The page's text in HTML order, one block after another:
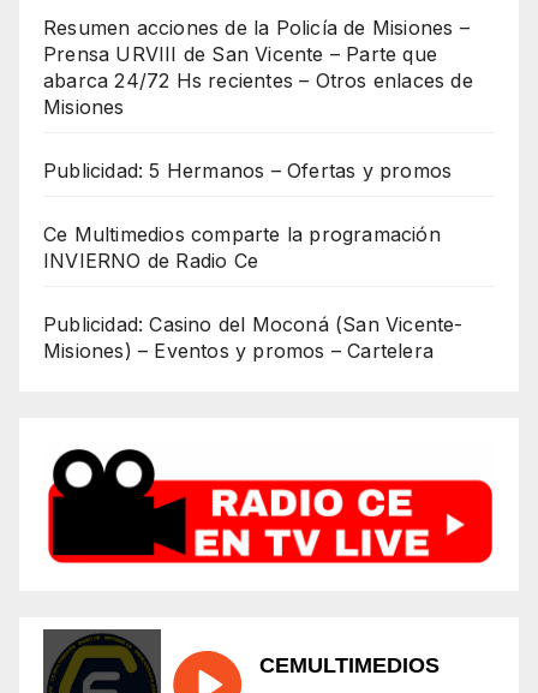
Resumen acciones de la Policía de Misiones –
Prensa URVIII de San Vicente – Parte que
abarca 24/72 Hs recientes – Otros enlaces de
Misiones
Publicidad: 5 Hermanos – Ofertas y promos
Ce Multimedios comparte la programación
INVIERNO de Radio Ce
Publicidad: Casino del Moconá (San Vicente-
Misiones) – Eventos y promos – Cartelera